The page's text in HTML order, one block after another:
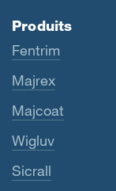
Produits
Fentrim
Majrex
Majcoat
Wigluv
Sicrall